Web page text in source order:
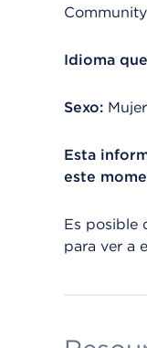
Idioma
Sexo: Mujer
Esta
este
Es posible
para ver a